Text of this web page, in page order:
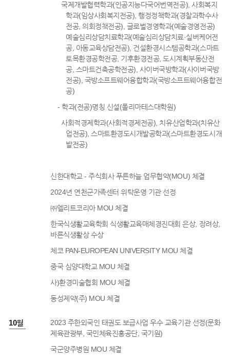
국제개발협력학과(인공지능다국어번역전공), 사회복지
학과(임상사회복지전공), 행정정책학과(경찰과학수사
전공, 의회정책전공), 글로벌경영학과(예술경영전공)
예술심리상담치료학과(예술심리상담치료·실버케어전
공, 아동교육상담전공), 건설환경시스템공학과(스마트
토목환경공학전공, 기후환경전공, 도시계획부동산전
공, 스마트건축공학전공), 사이버국방학과(사이버국방
전공), 국방소프트웨어융합학과(국방소프트웨어융합전
공)
- 학과(전공)명칭 신설(폴리마테스대학원)
사회적경제학과(사회적경제전공), 치유산업학과(치유산
업전공), 스마트환경도시개발공학과(스마트환경도시개
발전공)
신한대학교 - 주식회사 푸른하늘 업무협약(MOU) 체결
2024년 연천군가족센터 위탁운영 기관 선정
㈜엘리트코리아 MOU 체결
한국식생활교육학회 식생활교육매체경진대회 은상, 장려상,
바른식생활상 수상
체코 PAN-EUROPEAN UNIVERSITY MOU 체결
중국 심양대학교 MOU 체결
사)환경미술협회 MOU 체결
동성제약(주) MOU 체결
10월
2023 주한외국인 태권도 보급사업 우수 교육기관 선정(문화
제육관광부, 국민체육진홍공단, 국기원)
국군양주병원 MOU 체결